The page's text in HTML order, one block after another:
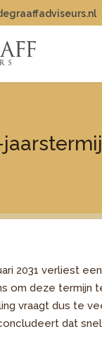
2031 verliest
om deze termijn
vraagt dus te
dat